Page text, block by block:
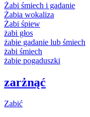
Żabi śmiech i gadanie
Żabia wokaliza
Żabi śpiew
żabi głos
żabie gadanie lub śmiech
żabi śmiech
żabie pogaduszki
zarżnąć
Zabić